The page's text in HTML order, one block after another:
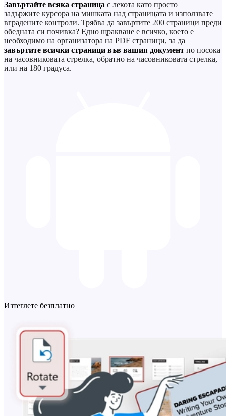
Завъртайте всяка страница с лекота като просто
задържите курсора на мишката над страницата и използвате
вградените контроли. Трябва да завъртите 200 страници преди
обедната си почивка? Едно щракване е всичко, което е
необходимо на организатора на PDF страници, за да
завъртите всички страници във вашия документ по посока
на часовниковата стрелка, обратно на часовниковата стрелка,
или на 180 градуса.
Изтеглете безплатно